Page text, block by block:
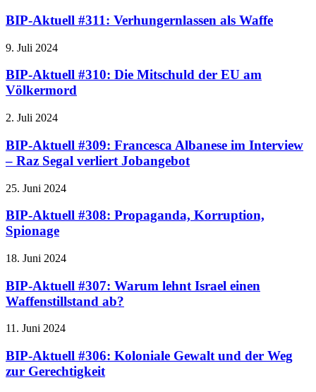
BIP-Aktuell #311: Verhungernlassen als Waffe
9. Juli 2024
BIP-Aktuell #310: Die Mitschuld der EU am
Völkermord
2. Juli 2024
BIP-Aktuell #309: Francesca Albanese im Interview
– Raz Segal verliert Jobangebot
25. Juni 2024
BIP-Aktuell #308: Propaganda, Korruption,
Spionage
18. Juni 2024
BIP-Aktuell #307: Warum lehnt Israel einen
Waffenstillstand ab?
11. Juni 2024
BIP-Aktuell #306: Koloniale Gewalt und der Weg
zur Gerechtigkeit